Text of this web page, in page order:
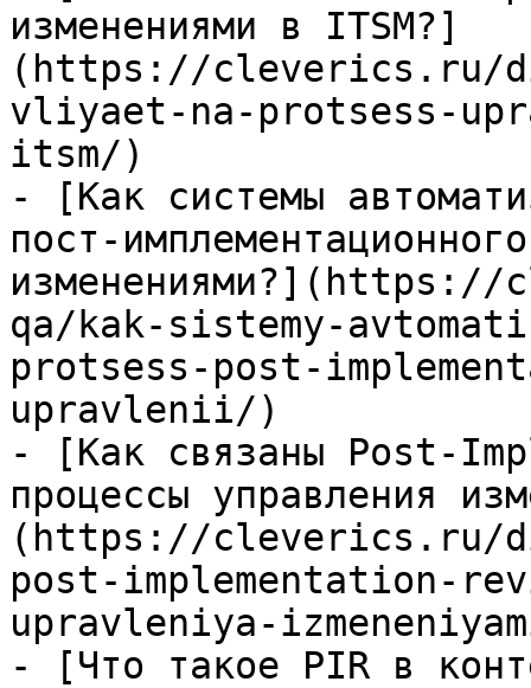
изменениями в ITSM?]
(https://cleverics.ru/
vliyaet-na-protsess-
itsm/)
- [Как системы
пост-
qa/kak-sistemy-
protsess-post-
upravlenii/)
- [Как связаны Post-
процессы управления
(https://cleverics.ru/
post-implementation-
upravleniya-
- [Что такое PIR в